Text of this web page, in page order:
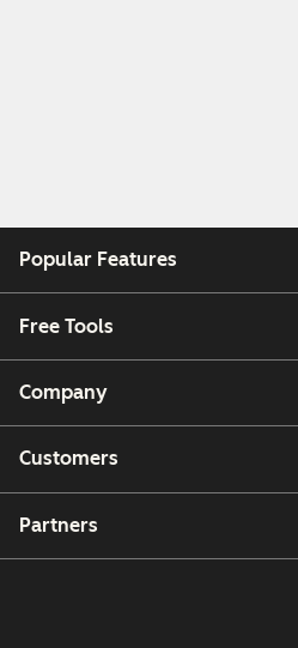
Popular Features
Free Tools
Company
Customers
Partners